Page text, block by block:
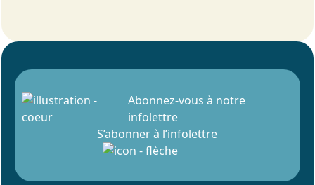
Abonnez-vous à notre
infolettre
S’abonner à l’infolettre